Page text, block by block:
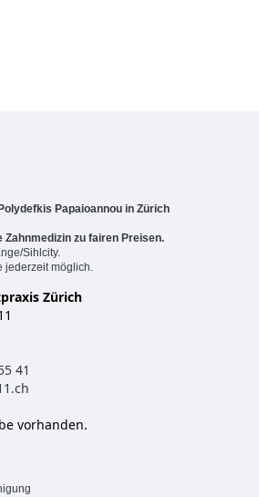
Papaioannou in Zürich
Zahnmedizin zu fairen Preisen.
Sihlcity.
jederzeit möglich.
Zürich
41
vorhanden.